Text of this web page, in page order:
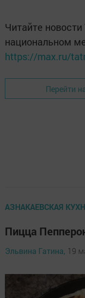
Читайте новости
национальном
https://max.ru/
Перейти
АЗНАКАЕВСКАЯ
Пицца
Эльвина Гатина, 19